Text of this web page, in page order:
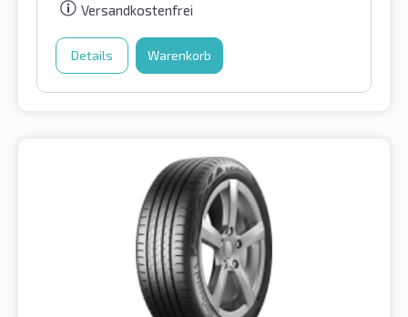
Versandkostenfrei
Details Warenkorb